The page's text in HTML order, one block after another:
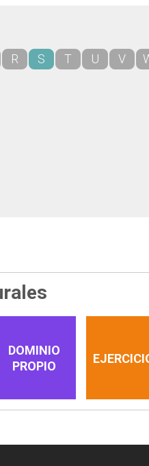
R S T U V
DOMINIO
PROPIO